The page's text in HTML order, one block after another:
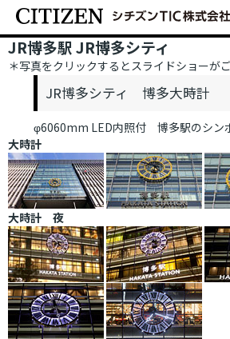
JR博多駅 JR博多シティ
＊写真をクリックするとスライドショーが
JR博多シティ 博多大時計
φ6060mm LED内照付 博多駅のシン
大時計
大時計 夜